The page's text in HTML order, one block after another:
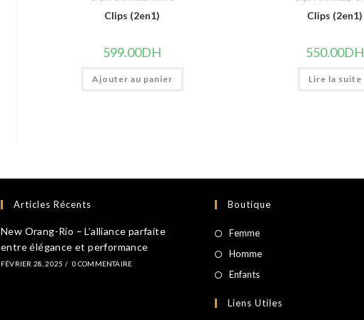
Clips (2en1)
599.00DH
Ajouter au panier
Clips (2en1)
550.00DH
Lire la suite
Articles Récents
New Orang-Rio – L’alliance parfaite
entre élégance et performance
FÉVRIER 28, 2025 / 0 COMMENTAIRE
Boutique
FemmeS’ouvre
dans
onglet
HommeS’ouvre
nouvel
EnfantsS’ouvre
un
Liens Utiles